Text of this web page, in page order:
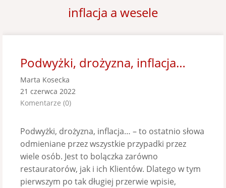
inflacja a wesele
Podwyżki, drożyzna, inflacja…
Marta Kosecka
21 czerwca 2022
Komentarze (0)
Podwyżki, drożyzna, inflacja… – to ostatnio słowa
odmieniane przez wszystkie przypadki przez
wiele osób. Jest to bolączka zarówno
restauratorów, jak i ich Klientów. Dlatego w tym
pierwszym po tak długiej przerwie wpisie,